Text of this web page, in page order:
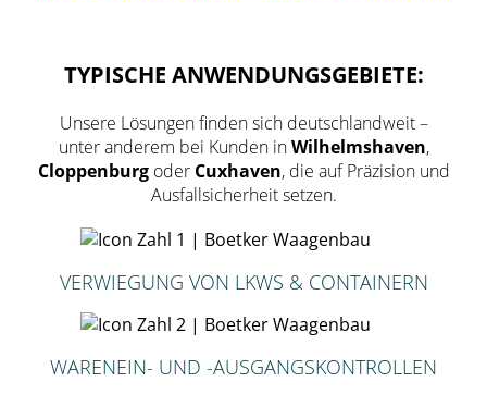
TYPISCHE ANWENDUNGSGEBIETE:
Unsere Lösungen finden sich deutschlandweit –
unter anderem bei Kunden inWilhelmshaven,
Cloppenburgoder Cuxhaven, die auf Präzision und
Ausfallsicherheit setzen.
VERWIEGUNG VON LKWS & CONTAINERN
WARENEIN- UND -AUSGANGSKONTROLLEN